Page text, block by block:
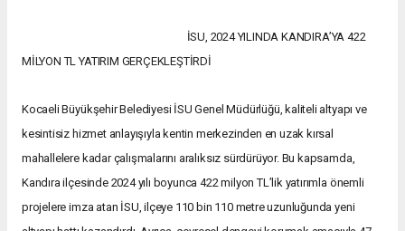
İSU, 2024 YILINDA KANDIRA’YA 422
MİLYON TL YATIRIM GERÇEKLEŞTİRDİ
Kocaeli Büyükşehir Belediyesi İSU Genel Müdürlüğü, kaliteli altyapı ve
kesintisiz hizmet anlayışıyla kentin merkezinden en uzak kırsal
mahallelere kadar çalışmalarını aralıksız sürdürüyor. Bu kapsamda,
Kandıra ilçesinde 2024 yılı boyunca 422 milyon TL’lik yatırımla önemli
projelere imza atan İSU, ilçeye 110 bin 110 metre uzunluğunda yeni